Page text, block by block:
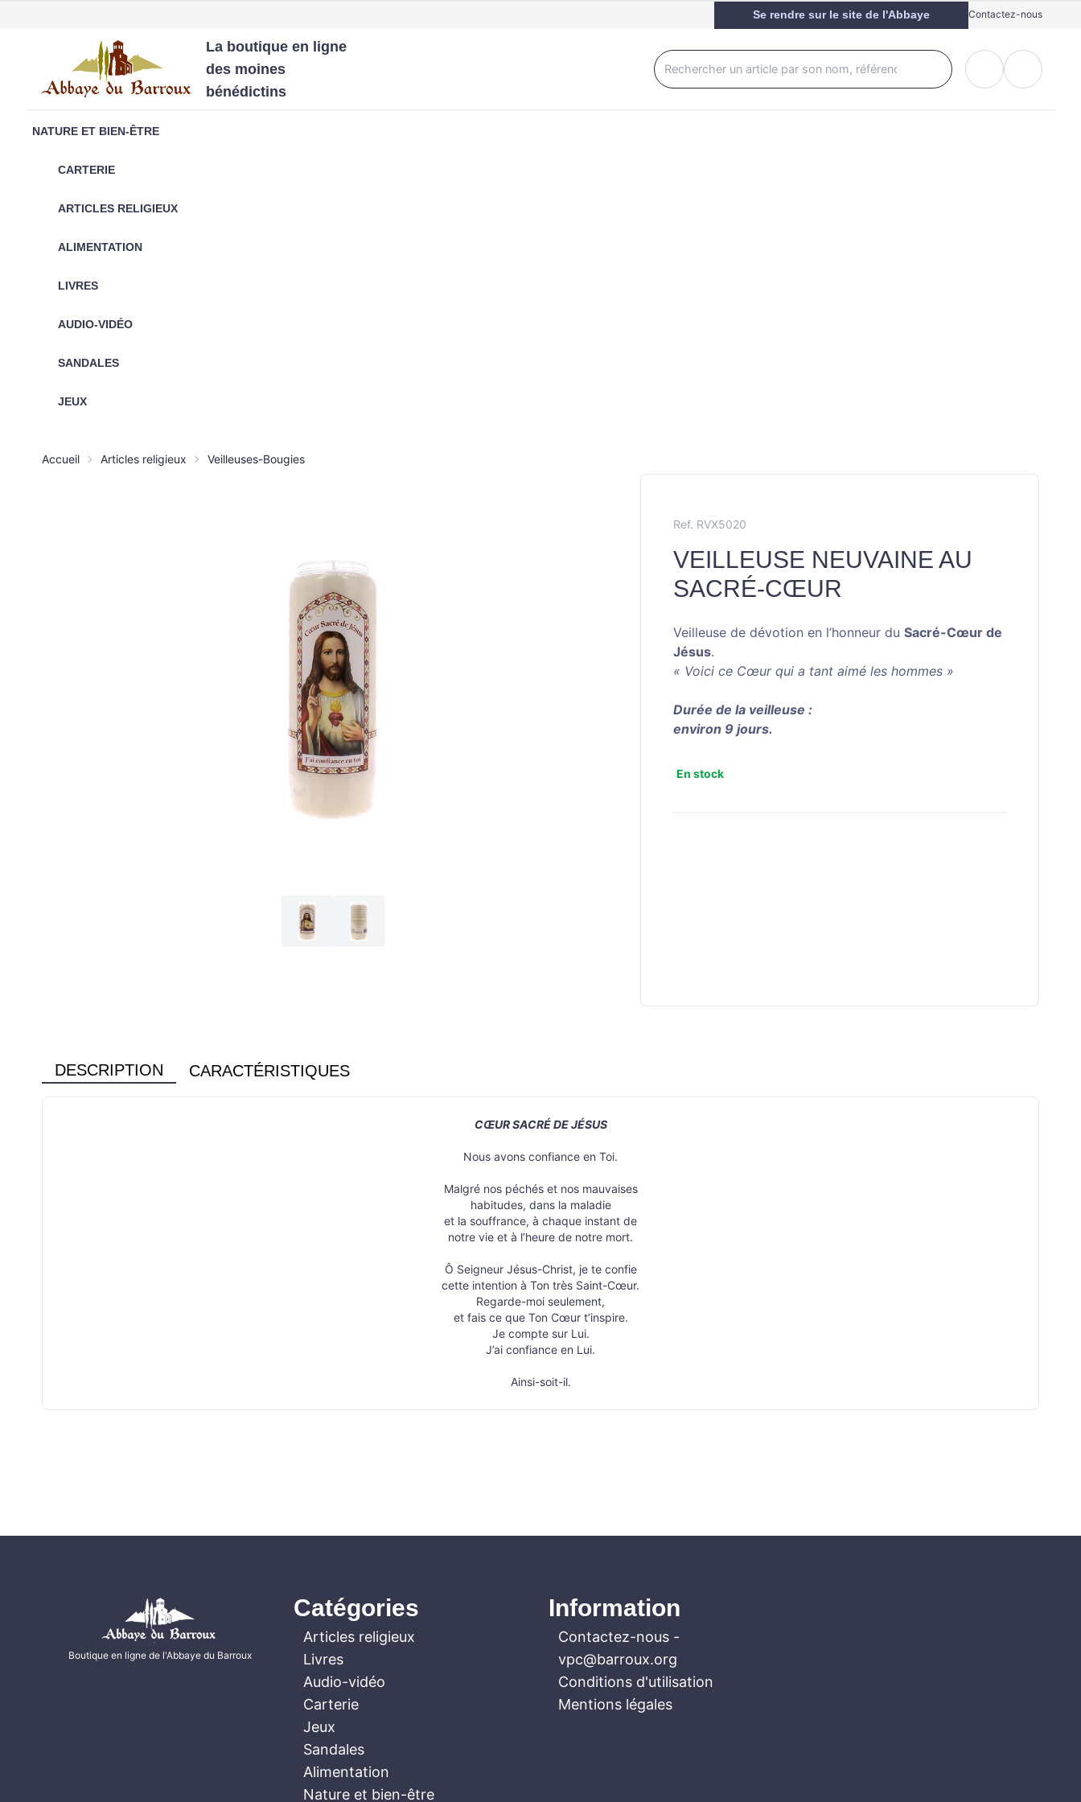
Se rendre sur le site de l'Abbaye Contactez-nous
NATURE ET BIEN-ÊTRE
CARTERIE
ARTICLES RELIGIEUX
ALIMENTATION
LIVRES
AUDIO-VIDÉO
SANDALES
JEUX
La boutique en ligne
des moines
bénédictins
Accueil Articles religieux Veilleuses-Bougies
Ref. RVX5020
VEILLEUSE NEUVAINE AU
SACRÉ-CŒUR
Veilleuse de dévotion en l’honneur du Sacré-Cœur de
Jésus.
« Voici ce Cœur qui a tant aimé les hommes »
Durée de la veilleuse :
environ 9 jours.
En stock
DESCRIPTION CARACTÉRISTIQUES
CŒUR SACRÉ DE JÉSUS
Nous avons confiance en Toi.
Malgré nos péchés et nos mauvaises
habitudes, dans la maladie
et la souffrance, à chaque instant de
notre vie et à l’heure de notre mort.
Ô Seigneur Jésus-Christ, je te confie
cette intention à Ton très Saint-Cœur.
Regarde-moi seulement,
et fais ce que Ton Cœur t’inspire.
Je compte sur Lui.
J’ai confiance en Lui.
Ainsi-soit-il.
Boutique en ligne de l'Abbaye du Barroux
Catégories
Articles religieux
Livres
Audio-vidéo
Carterie
Jeux
Sandales
Alimentation
Nature et bien-être
Information
Contactez-nous -
vpc@barroux.org
Conditions d'utilisation
Mentions légales